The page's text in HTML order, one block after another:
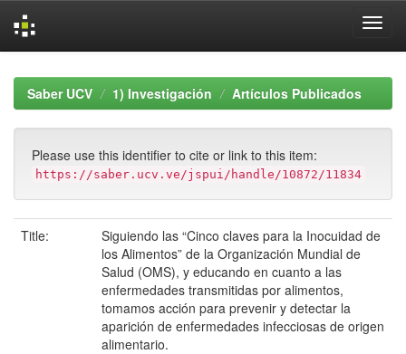
navigationSaber UCV 1) Investigación Artículos Publicados
Please use this identifier to cite or link to this item:
https://saber.ucv.ve/jspui/handle/10872/11834
Title:
Siguiendo las “Cinco claves para la Inocuidad de
los Alimentos” de la Organización Mundial de
Salud (OMS), y educando en cuanto a las
enfermedades transmitidas por alimentos,
tomamos acción para prevenir y detectar la
aparición de enfermedades infecciosas de origen
alimentario.